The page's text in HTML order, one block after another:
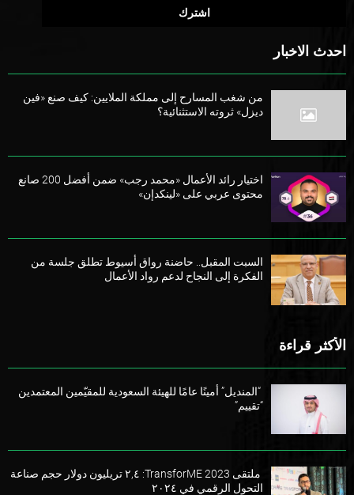
احدث الاخبار
من شغب المسارح إلى مملكة الملايين: كيف صنع «فين
ديزل» ثروته الاستثنائية؟
اختيار رائد الأعمال «محمد رجب» ضمن أفضل 200 صانع
محتوى عربي على «لينكدإن»
السبت المقبل.. حاضنة رواق أسيوط تطلق جلسة من
الفكرة إلى النجاح لدعم رواد الأعمال
الأكثر قراءة
“المنديل” أمينًا عامًا للهيئة السعودية للمقيّمين المعتمدين
“تقييم”
ملتقى TransforME 2023: ٢,٤ تريليون دولار حجم صناعة
التحول الرقمي في ٢٠٢٤